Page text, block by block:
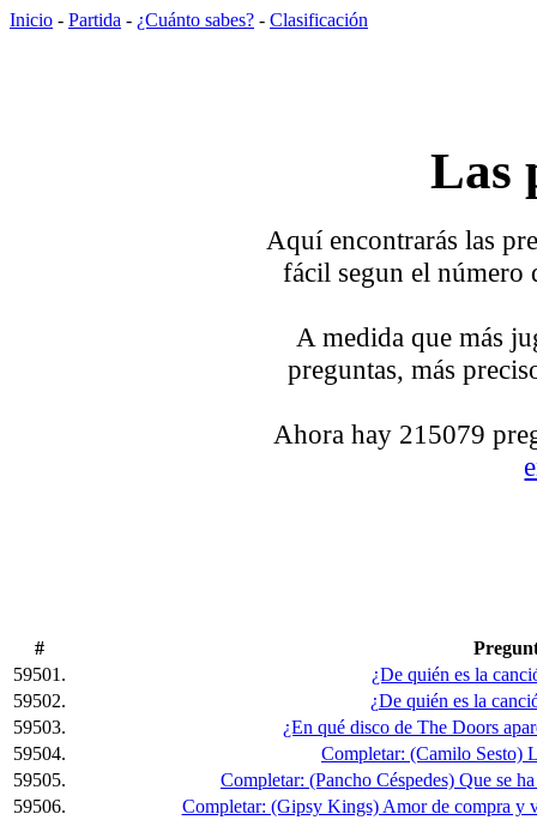
Inicio - Partida - ¿Cuánto sabes? - Clasificación
Las
Aquí encontrarás las
fácil segun el número
A medida que más
preguntas, más
Ahora hay 215079
#
59501.
¿De quién es la
59502.
¿De quién es la
59503.
¿En qué disco de The Doors
59504.
Completar: (Camilo Sesto)
59505.
Completar: (Pancho Céspedes) Que se
59506.
Completar: (Gipsy Kings) Amor de compra y